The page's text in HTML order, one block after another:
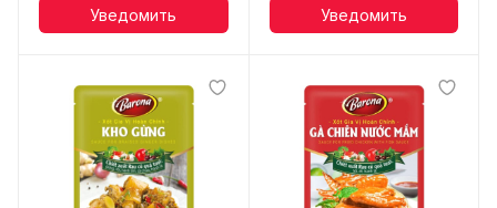
Уведомить Уведомить